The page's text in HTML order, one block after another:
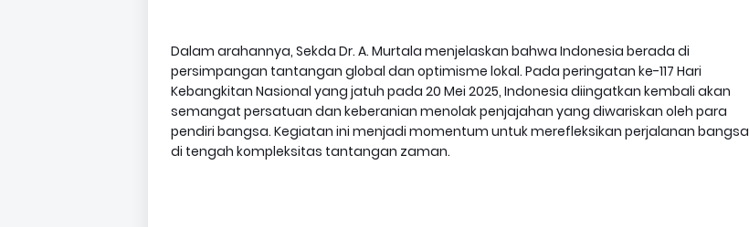
Dalam arahannya, Sekda Dr. A. Murtala menjelaskan bahwa Indonesia berada di
persimpangan tantangan global dan optimisme lokal. Pada peringatan ke-117 Hari
Kebangkitan Nasional yang jatuh pada 20 Mei 2025, Indonesia diingatkan kembali akan
semangat persatuan dan keberanian menolak penjajahan yang diwariskan oleh para
pendiri bangsa. Kegiatan ini menjadi momentum untuk merefleksikan perjalanan bangsa
di tengah kompleksitas tantangan zaman.